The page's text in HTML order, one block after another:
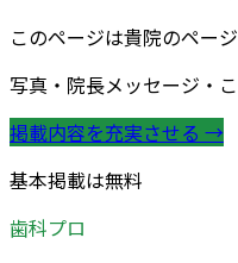
このページは貴院のペー
写真・院長メッセージ・
掲載内容を充実させる →
基本掲載は無料
歯科プロ